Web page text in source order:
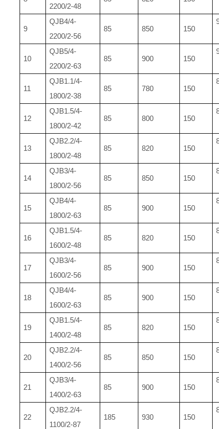
2200/2-48
9
QJB4/4-
2200/2-56
85 850 150
10
QJB5/4-
2200/2-63
85 900 150
11
QJB1.1/4-
1800/2-38
85 780 150
12
QJB1.5/4-
1800/2-42
85 800 150
13
QJB2.2/4-
1800/2-48
85 820 150
14
QJB3/4-
1800/2-56
85 850 150
15
QJB4/4-
1800/2-63
85 900 150
16
QJB1.5/4-
1600/2-48
85 820 150
17
QJB3/4-
1600/2-56
85 900 150
18
QJB4/4-
1600/2-63
85 900 150
19
QJB1.5/4-
1400/2-48
85 820 150
20
QJB2.2/4-
1400/2-56
85 850 150
21
QJB3/4-
1400/2-63
85 900 150
22
QJB2.2/4-
1100/2-87
185 930 150